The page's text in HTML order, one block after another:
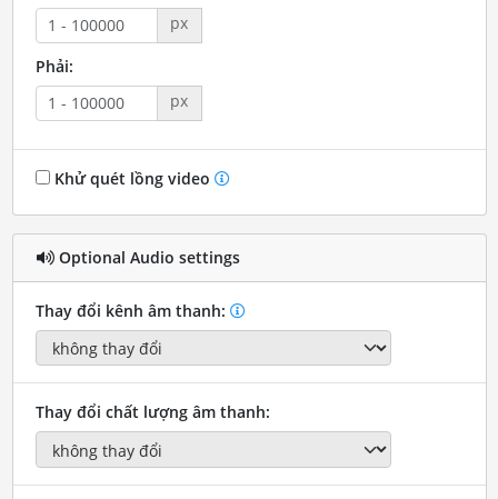
px
Phải:
px
Khử quét lồng video
Optional Audio settings
Thay đổi kênh âm thanh:
Thay đổi chất lượng âm thanh: